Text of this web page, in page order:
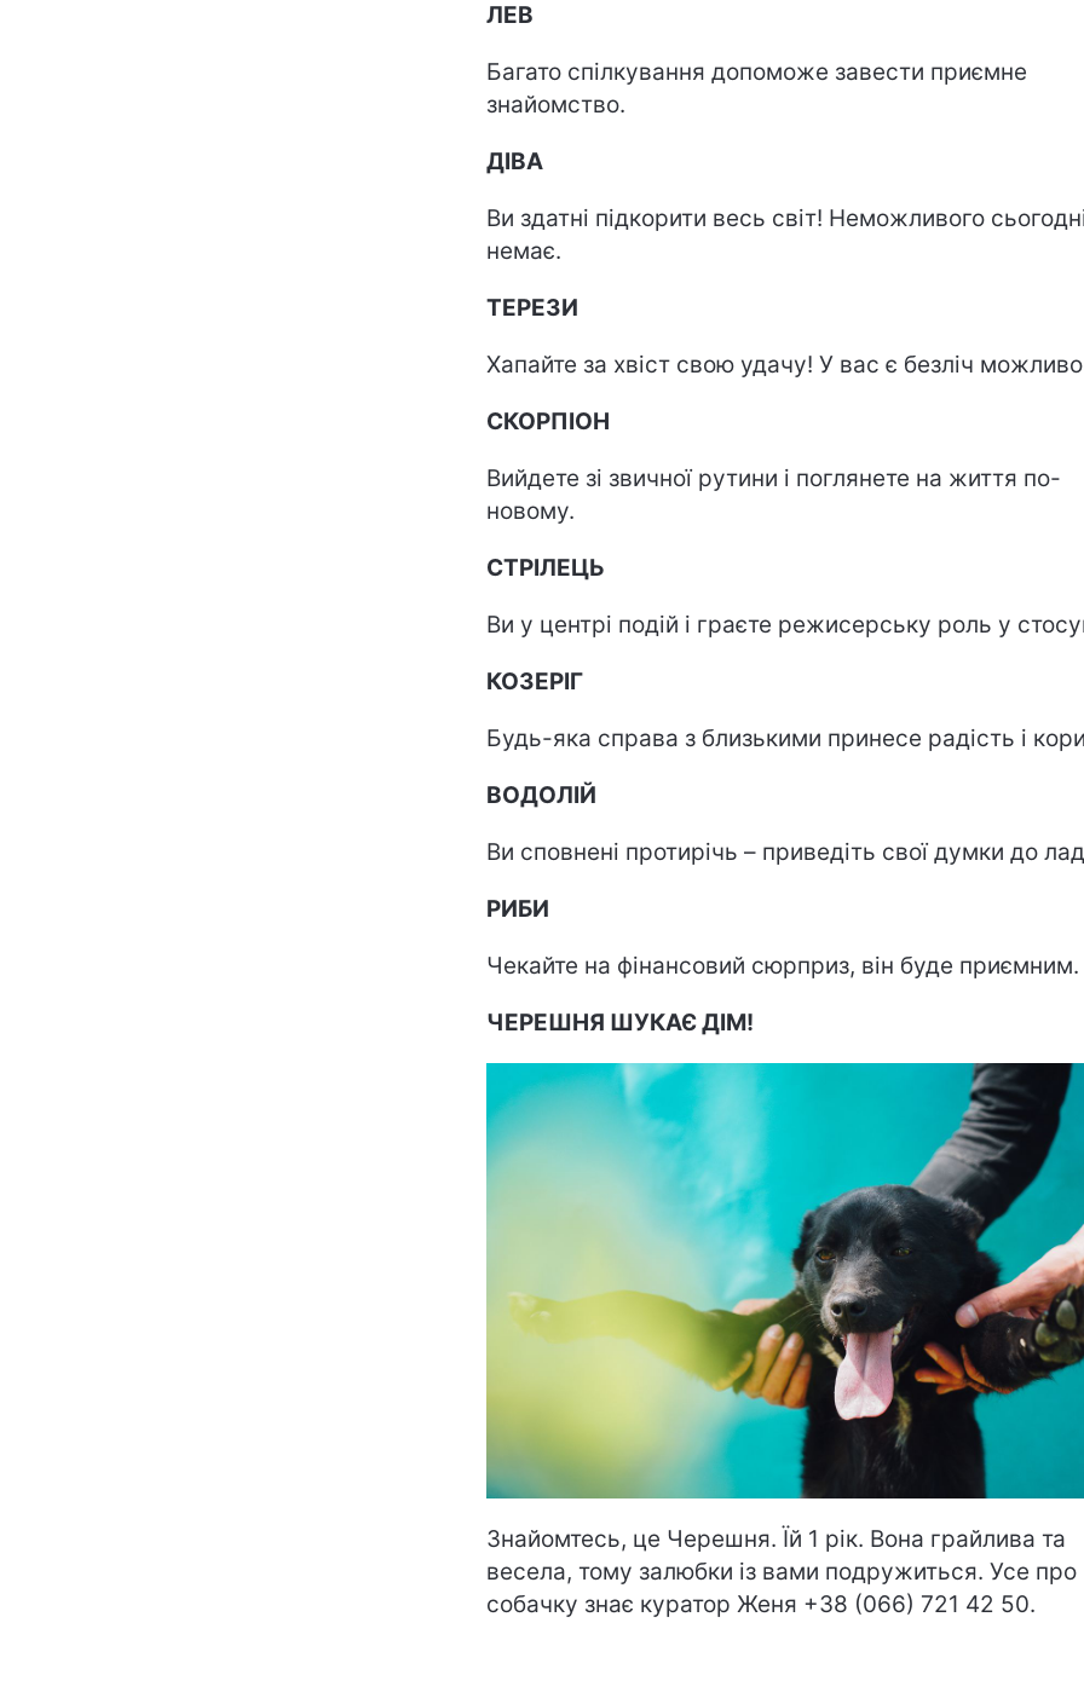
ЛЕВ
Багато спілкування допоможе завести приємне
знайомство.
ДІВА
Ви здатні підкорити весь світ! Неможливого
немає.
ТЕРЕЗИ
Хапайте за хвіст свою удачу! У вас є безліч
СКОРПІОН
Вийдете зі звичної рутини і поглянете на життя по-
новому.
СТРІЛЕЦЬ
Ви у центрі подій і граєте режисерську роль у
КОЗЕРІГ
Будь-яка справа з близькими принесе радість і
ВОДОЛІЙ
Ви сповнені протирічь – приведіть свої думки до
РИБИ
Чекайте на фінансовий сюрприз, він буде приємним.
ЧЕРЕШНЯ ШУКАЄ ДІМ!
Знайомтесь, це Черешня. Їй 1 рік. Вона грайлива та
весела, тому залюбки із вами подружиться. Усе про
собачку знає куратор Женя +38 (066) 721 42 50.